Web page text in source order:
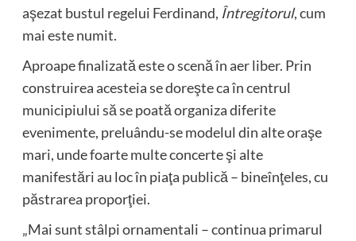
aşezat bustul regelui Ferdinand, Întregitorul, cum
mai este numit.
Aproape finalizată este o scenă în aer liber. Prin
construirea acesteia se doreşte ca în centrul
municipiului să se poată organiza diferite
evenimente, preluându-se modelul din alte oraşe
mari, unde foarte multe concerte şi alte
manifestări au loc în piaţa publică – bineînţeles, cu
păstrarea proporţiei.
„Mai sunt stâlpi ornamentali – continua primarul